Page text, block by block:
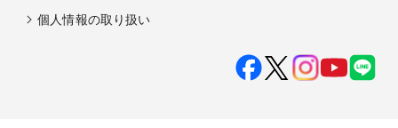
個人情報の取り扱い